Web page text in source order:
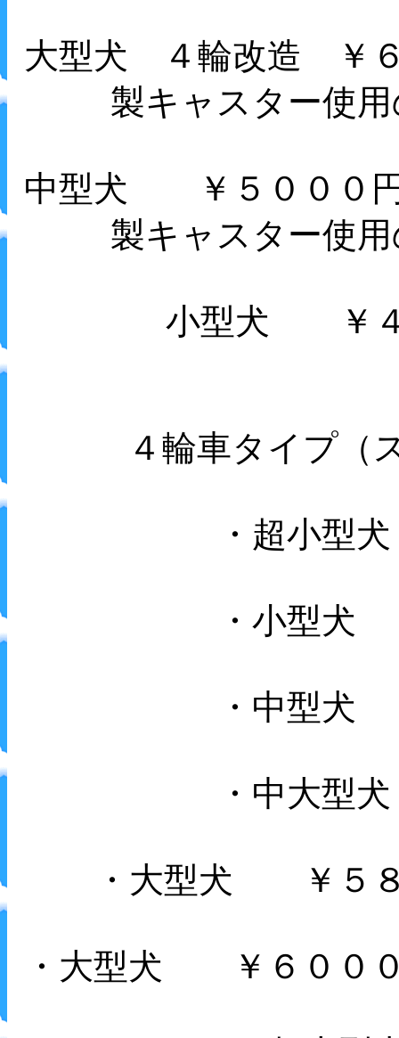
大型犬 ４輪改造 ￥６
製キャスター使
中型犬 ￥５０００
製キャスター使
小型犬 ￥４
４輪車タイプ（
・超小型
・小型犬
・中型犬
・中大型
・大型犬 ￥５
・大型犬 ￥６００